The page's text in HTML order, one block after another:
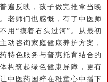
遍反映，孩子做完推拿当晚
老师们也感慨，有了中医师
用“摸着石头过河”。从最初
动咨询家庭健康养护方案，
特色服务与普惠托育结合的
构筑起绿色健康屏障，更有
中医药国粹在稚童心中播下